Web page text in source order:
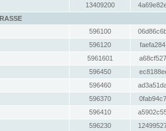
13409200
596100
596120
5961601
596450
596460
596370
596410
596230